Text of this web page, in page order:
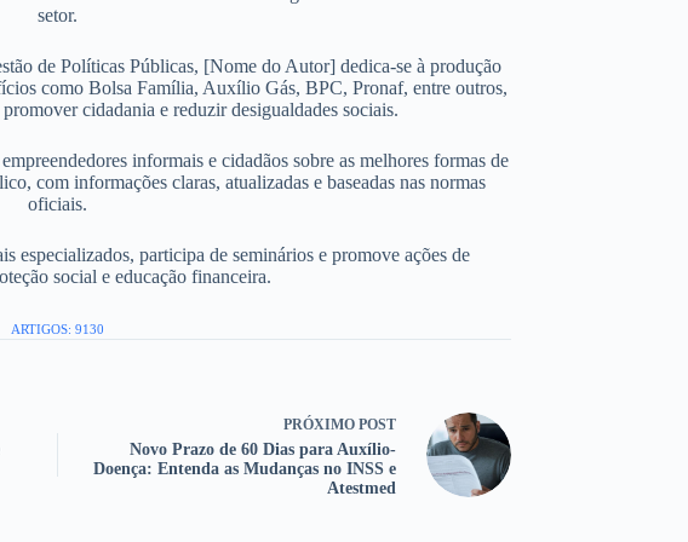
setor.
de Políticas Públicas, [Nome do Autor] dedica-se à produção
como Bolsa Família, Auxílio Gás, BPC, Pronaf, entre outros,
cidadania e reduzir desigualdades sociais.
informais e cidadãos sobre as melhores formas de
com informações claras, atualizadas e baseadas nas normas
oficiais.
especializados, participa de seminários e promove ações de
social e educação financeira.
ARTIGOS: 9130
PRÓXIMO POST
Novo Prazo de 60 Dias para Auxílio-
Doença: Entenda as Mudanças no INSS e
Atestmed